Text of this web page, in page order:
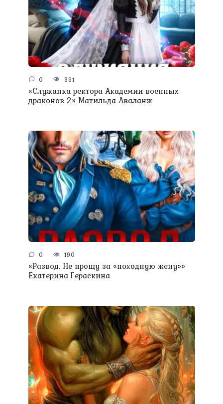
0 391
«Служанка ректора Академии военных
драконов 2» Матильда Аваланж
0 190
«Развод. Не прощу за «походную жену»»
Екатерина Гераскина